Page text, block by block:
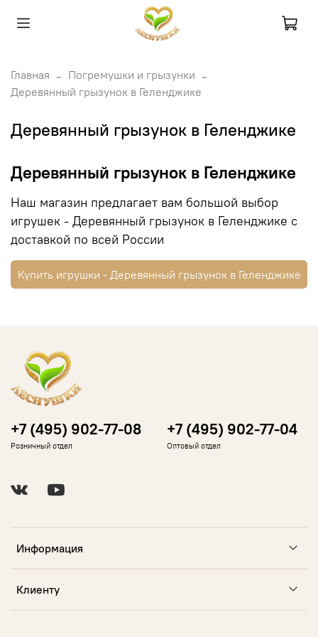
Главная
Погремушки и грызунки
Деревянный грызунок в Геленджике
Деревянный грызунок в Геленджике
Деревянный грызунок в Геленджике
Наш магазин предлагает вам большой выбор
игрушек - Деревянный грызунок в Геленджике с
доставкой по всей России
Купить игрушки - Деревянный грызунок в Геленджике
Информация
Клиенту
+7 (495) 902-77-08
Розничный отдел
+7 (495) 902-77-04
Оптовый отдел